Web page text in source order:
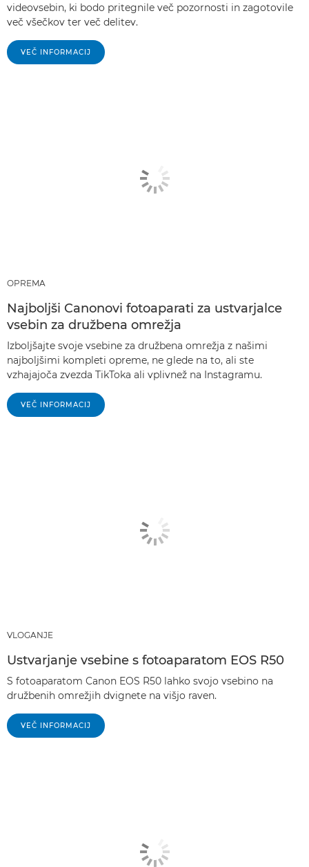
videovsebin, ki bodo pritegnile več pozornosti in zagotovile
več všečkov ter več delitev.
VEČ INFORMACIJ
OPREMA
Najboljši Canonovi fotoaparati za ustvarjalce
vsebin za družbena omrežja
Izboljšajte svoje vsebine za družbena omrežja z našimi
najboljšimi kompleti opreme, ne glede na to, ali ste
vzhajajoča zvezda TikToka ali vplivnež na Instagramu.
VEČ INFORMACIJ
VLOGANJE
Ustvarjanje vsebine s fotoaparatom EOS R50
S fotoaparatom Canon EOS R50 lahko svojo vsebino na
družbenih omrežjih dvignete na višjo raven.
VEČ INFORMACIJ